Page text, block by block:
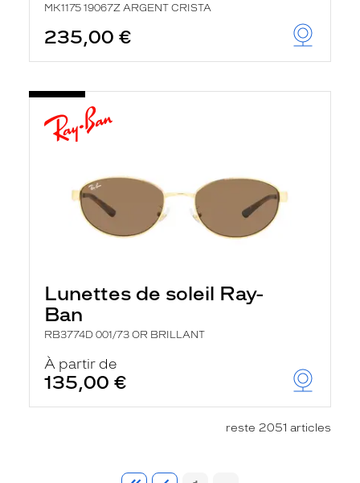
MK1175 19067Z ARGENT CRISTA
235,00 €
Lunettes de soleil Ray-
Ban
RB3774D 001/73 OR BRILLANT
À partir de
135,00 €
reste 2051 articles